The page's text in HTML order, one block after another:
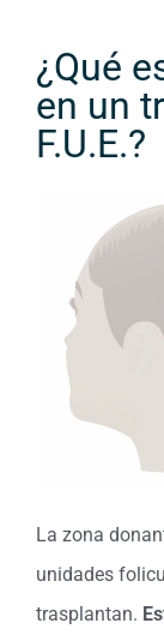
¿Qué
en un
F.U.E.?
La zona
unidades
trasplantan.